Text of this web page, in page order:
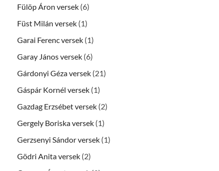
Fülöp Áron versek (6)
Füst Milán versek (1)
Garai Ferenc versek (1)
Garay János versek (6)
Gárdonyi Géza versek (21)
Gáspár Kornél versek (1)
Gazdag Erzsébet versek (2)
Gergely Boriska versek (1)
Gerzsenyi Sándor versek (1)
Gödri Anita versek (2)